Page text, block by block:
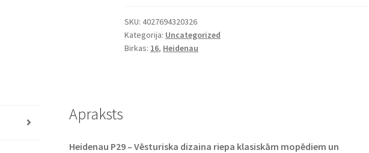
82P
P29
TT
SKU:4027694320326
Kategorija: Uncategorized
Birkas: 16, Heidenau
Apraksts
Heidenau P29 – Vēsturiska dizaina riepa klasiskām mopēdiem un